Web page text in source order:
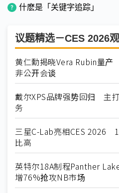
什麽是「关键字追踪」
议题精选－CES 2026
黄仁勳揭晓Vera Rubin量
非公开会谈
戴尔XPS品牌强势回归 主
务
三星C-Lab亮相CES 2026
比高
英特尔18A制程Panther
增76%抢攻NB市场